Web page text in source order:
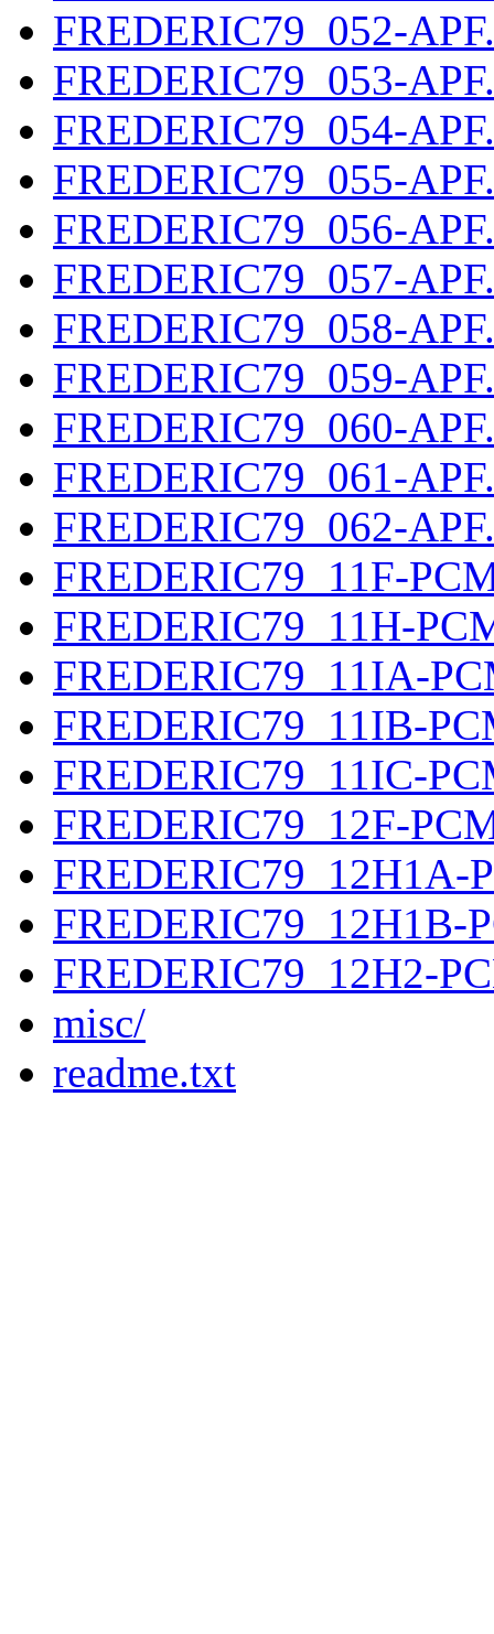
FREDERIC79_052-
FREDERIC79_053-
FREDERIC79_054-
FREDERIC79_055-
FREDERIC79_056-
FREDERIC79_057-
FREDERIC79_058-
FREDERIC79_059-
FREDERIC79_060-
FREDERIC79_061-
FREDERIC79_062-
FREDERIC79_11F-
FREDERIC79_11H-
FREDERIC79_11IA-
FREDERIC79_11IB-
FREDERIC79_11IC-
FREDERIC79_12F-
FREDERIC79_12H1A-
FREDERIC79_12H1B-
FREDERIC79_12H2-
misc/
readme.txt